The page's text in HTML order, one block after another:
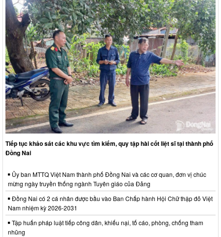
Tiếp tục khảo sát các khu vực tìm kiếm, quy tập hài cốt liệt sĩ tại thành phố
Đồng Nai
Ủy ban MTTQ Việt Nam thành phố Đồng Nai và các cơ quan, đơn vị chúc
mừng ngày truyền thống ngành Tuyên giáo của Đảng
Đồng Nai có 2 cá nhân được bầu vào Ban Chấp hành Hội Chữ thập đỏ Việt
Nam nhiệm kỳ 2026-2031
Tập huấn pháp luật tiếp công dân, khiếu nại, tố cáo, phòng, chống tham
nhũng